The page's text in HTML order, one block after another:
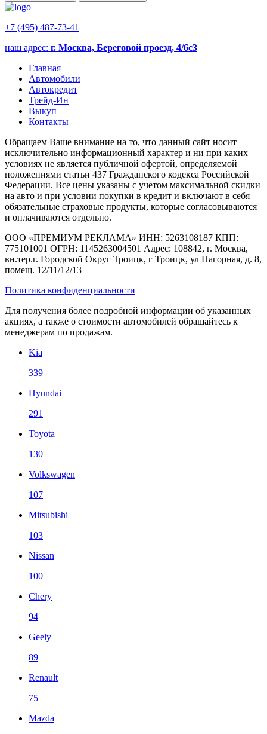
+7 (495) 487-73-41
наш адрес: г. Москва, Береговой проезд, 4/6с3
Главная
Автомобили
Автокредит
Трейд-Ин
Выкуп
Контакты
Обращаем Ваше внимание на то, что данный сайт носит
исключительно информационный характер и ни при каких
условиях не является публичной офертой, определяемой
положениями статьи 437 Гражданского кодекса Российской
Федерации. Все цены указаны с учетом максимальной скидки
на авто и при условии покупки в кредит и включают в себя
обязательные страховые продукты, которые согласовываются
и оплачиваются отдельно.
ООО «ПРЕМИУМ РЕКЛАМА» ИНН: 5263108187 КПП:
775101001 ОГРН: 1145263004501 Адрес: 108842, г. Москва,
вн.тер.г. Городской Округ Троицк, г Троицк, ул Нагорная, д. 8,
помещ. 12/11/12/13
Политика конфиденциальности
Для получения более подробной информации об указанных
акциях, а также о стоимости автомобилей обращайтесь к
менеджерам по продажам.
Kia
339
Hyundai
291
Toyota
130
Volkswagen
107
Mitsubishi
103
Nissan
100
Chery
94
Geely
89
Renault
75
Mazda